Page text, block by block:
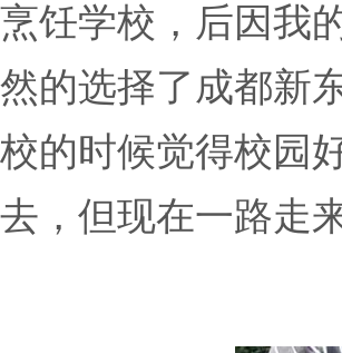
烹饪学校，后因我
然的选择了成都新
校的时候觉得校园
去，但现在一路走